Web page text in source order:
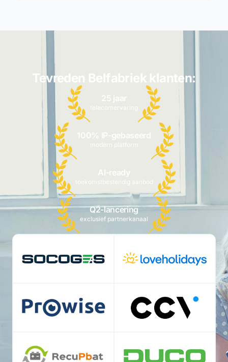
Tevreden Belfabriek klanten:
25 jaar
telecomervaring
100% IP-gebaseerd
modern platform
AI-ready
toekomstbestendig aanbod
Q2-lancering
exclusief partnerkanaal